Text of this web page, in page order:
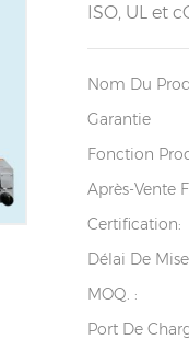
ISO, UL et
Nom Du
Garantie
Fonction
Après-Vente
Certification:
Délai De
MOQ. :
Port De